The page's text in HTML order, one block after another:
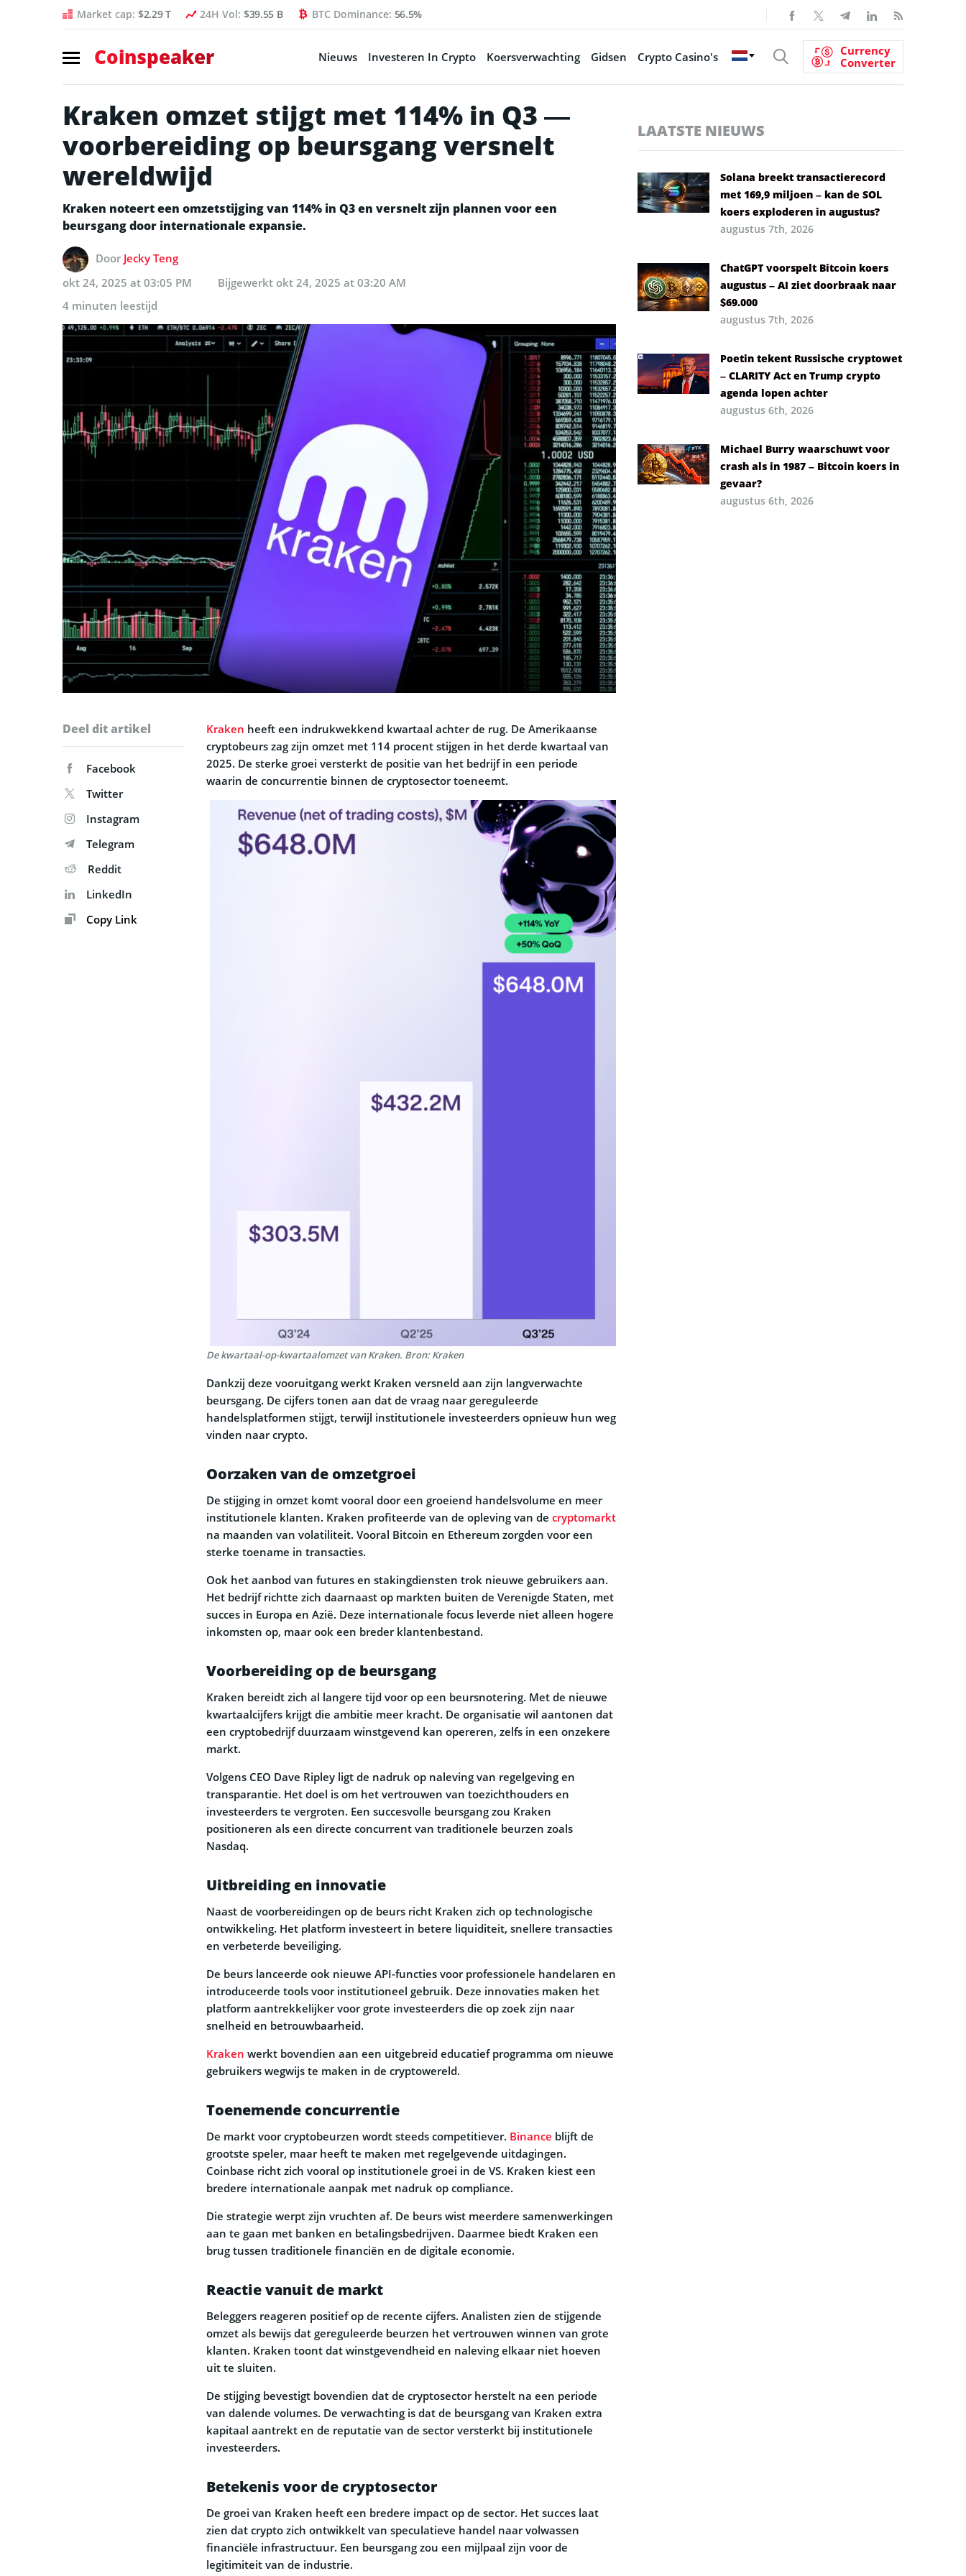
Market cap: $2.29 T 24H Vol: $39.55 B BTC Dominance: 56.5%
Coinspeaker Nieuws Investeren In Crypto Koersverwachting Gidsen Crypto Casino's
Currency
Converter
Kraken omzet stijgt met 114% in Q3 —
voorbereiding op beursgang versnelt
wereldwijd
Kraken noteert een omzetstijging van 114% in Q3 en versnelt zijn plannen voor een
beursgang door internationale expansie.
Door Jecky Teng
okt 24, 2025 at 03:05 PM
Bijgewerkt okt 24, 2025 at 03:20 AM
4 minuten leestijd
Deel dit artikel
Facebook
Twitter
Instagram
Telegram
Reddit
LinkedIn
Copy Link
Kraken heeft een indrukwekkend kwartaal achter de rug. De Amerikaanse
cryptobeurs zag zijn omzet met 114 procent stijgen in het derde kwartaal van
2025. De sterke groei versterkt de positie van het bedrijf in een periode
waarin de concurrentie binnen de cryptosector toeneemt.
De kwartaal-op-kwartaalomzet van Kraken. Bron: Kraken
Dankzij deze vooruitgang werkt Kraken versneld aan zijn langverwachte
beursgang. De cijfers tonen aan dat de vraag naar gereguleerde
handelsplatformen stijgt, terwijl institutionele investeerders opnieuw hun weg
vinden naar crypto.
Oorzaken van de omzetgroei
De stijging in omzet komt vooral door een groeiend handelsvolume en meer
institutionele klanten. Kraken profiteerde van de opleving van de cryptomarkt
na maanden van volatiliteit. Vooral Bitcoin en Ethereum zorgden voor een
sterke toename in transacties.
Ook het aanbod van futures en stakingdiensten trok nieuwe gebruikers aan.
Het bedrijf richtte zich daarnaast op markten buiten de Verenigde Staten, met
succes in Europa en Azië. Deze internationale focus leverde niet alleen hogere
inkomsten op, maar ook een breder klantenbestand.
Voorbereiding op de beursgang
Kraken bereidt zich al langere tijd voor op een beursnotering. Met de nieuwe
kwartaalcijfers krijgt die ambitie meer kracht. De organisatie wil aantonen dat
een cryptobedrijf duurzaam winstgevend kan opereren, zelfs in een onzekere
markt.
Volgens CEO Dave Ripley ligt de nadruk op naleving van regelgeving en
transparantie. Het doel is om het vertrouwen van toezichthouders en
investeerders te vergroten. Een succesvolle beursgang zou Kraken
positioneren als een directe concurrent van traditionele beurzen zoals
Nasdaq.
Uitbreiding en innovatie
Naast de voorbereidingen op de beurs richt Kraken zich op technologische
ontwikkeling. Het platform investeert in betere liquiditeit, snellere transacties
en verbeterde beveiliging.
De beurs lanceerde ook nieuwe API-functies voor professionele handelaren en
introduceerde tools voor institutioneel gebruik. Deze innovaties maken het
platform aantrekkelijker voor grote investeerders die op zoek zijn naar
snelheid en betrouwbaarheid.
Kraken werkt bovendien aan een uitgebreid educatief programma om nieuwe
gebruikers wegwijs te maken in de cryptowereld.
Toenemende concurrentie
De markt voor cryptobeurzen wordt steeds competitiever. Binance blijft de
grootste speler, maar heeft te maken met regelgevende uitdagingen.
Coinbase richt zich vooral op institutionele groei in de VS. Kraken kiest een
bredere internationale aanpak met nadruk op compliance.
Die strategie werpt zijn vruchten af. De beurs wist meerdere samenwerkingen
aan te gaan met banken en betalingsbedrijven. Daarmee biedt Kraken een
brug tussen traditionele financiën en de digitale economie.
Reactie vanuit de markt
Beleggers reageren positief op de recente cijfers. Analisten zien de stijgende
omzet als bewijs dat gereguleerde beurzen het vertrouwen winnen van grote
klanten. Kraken toont dat winstgevendheid en naleving elkaar niet hoeven
uit te sluiten.
De stijging bevestigt bovendien dat de cryptosector herstelt na een periode
van dalende volumes. De verwachting is dat de beursgang van Kraken extra
kapitaal aantrekt en de reputatie van de sector versterkt bij institutionele
investeerders.
Betekenis voor de cryptosector
De groei van Kraken heeft een bredere impact op de sector. Het succes laat
zien dat crypto zich ontwikkelt van speculatieve handel naar volwassen
financiële infrastructuur. Een beursgang zou een mijlpaal zijn voor de
legitimiteit van de industrie.
LAATSTE NIEUWS
Solana breekt transactierecord
met 169,9 miljoen – kan de SOL
koers exploderen in augustus?
augustus 7th, 2026
ChatGPT voorspelt Bitcoin koers
augustus – AI ziet doorbraak naar
$69.000
augustus 7th, 2026
Poetin tekent Russische cryptowet
– CLARITY Act en Trump crypto
agenda lopen achter
augustus 6th, 2026
Michael Burry waarschuwt voor
crash als in 1987 – Bitcoin koers in
gevaar?
augustus 6th, 2026